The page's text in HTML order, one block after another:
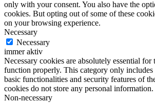
only with your consent. You also have the
cookies. But opting out of some of these
on your browsing experience.
Necessary
Necessary
immer aktiv
Necessary cookies are absolutely essential for
function properly. This category only includes
basic functionalities and security features of
cookies do not store any personal information.
Non-necessary